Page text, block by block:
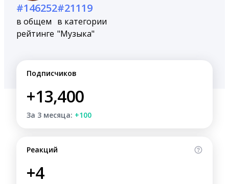
#146252
в общем
рейтинге
#21119
в категории
"Музыка"
Подписчиков
+13,400
За 3 месяца: +100
Реакций
+4